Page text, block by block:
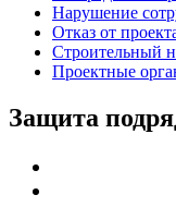
Нарушение
Отказ от
Строительный
Проектные
Защита